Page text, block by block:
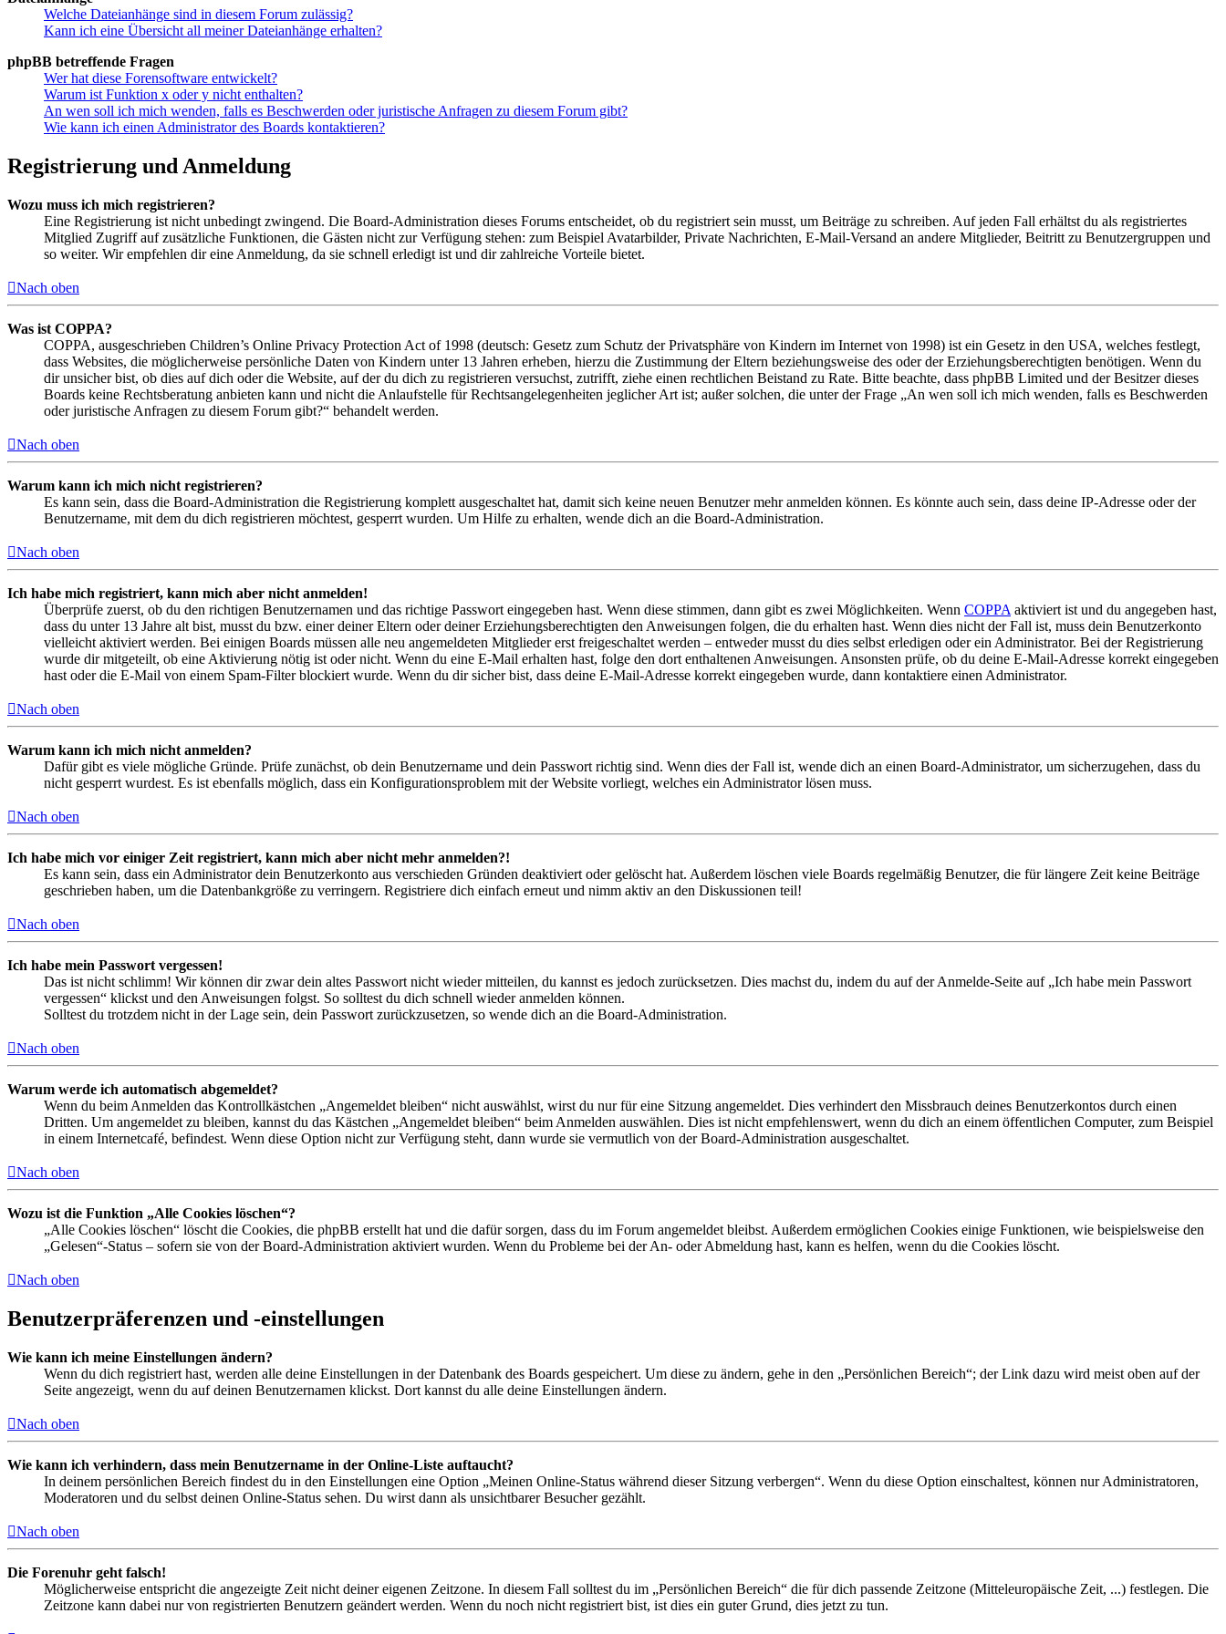
Welche Dateianhänge sind in diesem Forum zulässig?
Kann ich eine Übersicht all meiner Dateianhänge erhalten?
phpBB betreffende Fragen
Wer hat diese Forensoftware entwickelt?
Warum ist Funktion x oder y nicht enthalten?
An wen soll ich mich wenden, falls es Beschwerden oder juristische Anfragen zu diesem Forum gibt?
Wie kann ich einen Administrator des Boards kontaktieren?
Registrierung und Anmeldung
Wozu muss ich mich registrieren?
Eine Registrierung ist nicht unbedingt zwingend. Die Board-Administration dieses Forums entscheidet, ob du registriert sein musst, um Beiträge zu schreiben. Auf jeden Fall erhältst du als registriertes
Mitglied Zugriff auf zusätzliche Funktionen, die Gästen nicht zur Verfügung stehen: zum Beispiel Avatarbilder, Private Nachrichten, E-Mail-Versand an andere Mitglieder, Beitritt zu Benutzergruppen und
so weiter. Wir empfehlen dir eine Anmeldung, da sie schnell erledigt ist und dir zahlreiche Vorteile bietet.
Nach oben
Was ist COPPA?
COPPA, ausgeschrieben Children’s Online Privacy Protection Act of 1998 (deutsch: Gesetz zum Schutz der Privatsphäre von Kindern im Internet von 1998) ist ein Gesetz in den USA, welches festlegt,
dass Websites, die möglicherweise persönliche Daten von Kindern unter 13 Jahren erheben, hierzu die Zustimmung der Eltern beziehungsweise des oder der Erziehungsberechtigten benötigen. Wenn du
dir unsicher bist, ob dies auf dich oder die Website, auf der du dich zu registrieren versuchst, zutrifft, ziehe einen rechtlichen Beistand zu Rate. Bitte beachte, dass phpBB Limited und der Besitzer dieses
Boards keine Rechtsberatung anbieten kann und nicht die Anlaufstelle für Rechtsangelegenheiten jeglicher Art ist; außer solchen, die unter der Frage „An wen soll ich mich wenden, falls es Beschwerden
oder juristische Anfragen zu diesem Forum gibt?“ behandelt werden.
Nach oben
Warum kann ich mich nicht registrieren?
Es kann sein, dass die Board-Administration die Registrierung komplett ausgeschaltet hat, damit sich keine neuen Benutzer mehr anmelden können. Es könnte auch sein, dass deine IP-Adresse oder der
Benutzername, mit dem du dich registrieren möchtest, gesperrt wurden. Um Hilfe zu erhalten, wende dich an die Board-Administration.
Nach oben
Ich habe mich registriert, kann mich aber nicht anmelden!
Überprüfe zuerst, ob du den richtigen Benutzernamen und das richtige Passwort eingegeben hast. Wenn diese stimmen, dann gibt es zwei Möglichkeiten. Wenn COPPA aktiviert ist und du angegeben hast,
dass du unter 13 Jahre alt bist, musst du bzw. einer deiner Eltern oder deiner Erziehungsberechtigten den Anweisungen folgen, die du erhalten hast. Wenn dies nicht der Fall ist, muss dein Benutzerkonto
vielleicht aktiviert werden. Bei einigen Boards müssen alle neu angemeldeten Mitglieder erst freigeschaltet werden – entweder musst du dies selbst erledigen oder ein Administrator. Bei der Registrierung
wurde dir mitgeteilt, ob eine Aktivierung nötig ist oder nicht. Wenn du eine E-Mail erhalten hast, folge den dort enthaltenen Anweisungen. Ansonsten prüfe, ob du deine E-Mail-Adresse korrekt eingegeben
hast oder die E-Mail von einem Spam-Filter blockiert wurde. Wenn du dir sicher bist, dass deine E-Mail-Adresse korrekt eingegeben wurde, dann kontaktiere einen Administrator.
Nach oben
Warum kann ich mich nicht anmelden?
Dafür gibt es viele mögliche Gründe. Prüfe zunächst, ob dein Benutzername und dein Passwort richtig sind. Wenn dies der Fall ist, wende dich an einen Board-Administrator, um sicherzugehen, dass du
nicht gesperrt wurdest. Es ist ebenfalls möglich, dass ein Konfigurationsproblem mit der Website vorliegt, welches ein Administrator lösen muss.
Nach oben
Ich habe mich vor einiger Zeit registriert, kann mich aber nicht mehr anmelden?!
Es kann sein, dass ein Administrator dein Benutzerkonto aus verschieden Gründen deaktiviert oder gelöscht hat. Außerdem löschen viele Boards regelmäßig Benutzer, die für längere Zeit keine Beiträge
geschrieben haben, um die Datenbankgröße zu verringern. Registriere dich einfach erneut und nimm aktiv an den Diskussionen teil!
Nach oben
Ich habe mein Passwort vergessen!
Das ist nicht schlimm! Wir können dir zwar dein altes Passwort nicht wieder mitteilen, du kannst es jedoch zurücksetzen. Dies machst du, indem du auf der Anmelde-Seite auf „Ich habe mein Passwort
vergessen“ klickst und den Anweisungen folgst. So solltest du dich schnell wieder anmelden können.
Solltest du trotzdem nicht in der Lage sein, dein Passwort zurückzusetzen, so wende dich an die Board-Administration.
Nach oben
Warum werde ich automatisch abgemeldet?
Wenn du beim Anmelden das Kontrollkästchen „Angemeldet bleiben“ nicht auswählst, wirst du nur für eine Sitzung angemeldet. Dies verhindert den Missbrauch deines Benutzerkontos durch einen
Dritten. Um angemeldet zu bleiben, kannst du das Kästchen „Angemeldet bleiben“ beim Anmelden auswählen. Dies ist nicht empfehlenswert, wenn du dich an einem öffentlichen Computer, zum Beispiel
in einem Internetcafé, befindest. Wenn diese Option nicht zur Verfügung steht, dann wurde sie vermutlich von der Board-Administration ausgeschaltet.
Nach oben
Wozu ist die Funktion „Alle Cookies löschen“?
„Alle Cookies löschen“ löscht die Cookies, die phpBB erstellt hat und die dafür sorgen, dass du im Forum angemeldet bleibst. Außerdem ermöglichen Cookies einige Funktionen, wie beispielsweise den
„Gelesen“-Status – sofern sie von der Board-Administration aktiviert wurden. Wenn du Probleme bei der An- oder Abmeldung hast, kann es helfen, wenn du die Cookies löscht.
Nach oben
Benutzerpräferenzen und -einstellungen
Wie kann ich meine Einstellungen ändern?
Wenn du dich registriert hast, werden alle deine Einstellungen in der Datenbank des Boards gespeichert. Um diese zu ändern, gehe in den „Persönlichen Bereich“; der Link dazu wird meist oben auf der
Seite angezeigt, wenn du auf deinen Benutzernamen klickst. Dort kannst du alle deine Einstellungen ändern.
Nach oben
Wie kann ich verhindern, dass mein Benutzername in der Online-Liste auftaucht?
In deinem persönlichen Bereich findest du in den Einstellungen eine Option „Meinen Online-Status während dieser Sitzung verbergen“. Wenn du diese Option einschaltest, können nur Administratoren,
Moderatoren und du selbst deinen Online-Status sehen. Du wirst dann als unsichtbarer Besucher gezählt.
Nach oben
Die Forenuhr geht falsch!
Möglicherweise entspricht die angezeigte Zeit nicht deiner eigenen Zeitzone. In diesem Fall solltest du im „Persönlichen Bereich“ die für dich passende Zeitzone (Mitteleuropäische Zeit, ...) festlegen. Die
Zeitzone kann dabei nur von registrierten Benutzern geändert werden. Wenn du noch nicht registriert bist, ist dies ein guter Grund, dies jetzt zu tun.